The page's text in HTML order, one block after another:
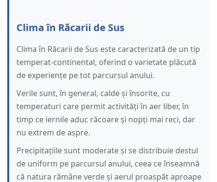
Clima în Răcarii de Sus
Clima în Răcarii de Sus este caracterizată de un tip
temperat-continental, oferind o varietate plăcută
de experiențe pe tot parcursul anului.
Verile sunt, în general, calde și însorite, cu
temperaturi care permit activități în aer liber, în
timp ce iernile aduc răcoare și nopți mai reci, dar
nu extrem de aspre.
Precipitațiile sunt moderate și se distribuie destul
de uniform pe parcursul anului, ceea ce înseamnă
că natura rămâne verde și aerul proaspăt aproape